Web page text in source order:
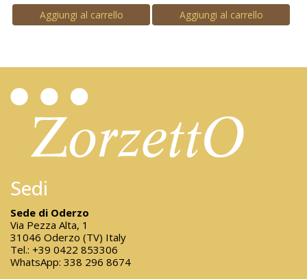
Aggiungi al carrello Aggiungi al carrello
Sedi
Sede di Oderzo
Via Pezza Alta, 1
31046 Oderzo (TV) Italy
Tel.: +39 0422 853306
WhatsApp: 338 296 8674